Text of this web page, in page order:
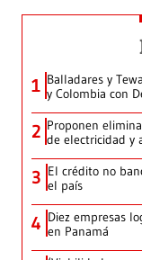
1 Balladares y
y Colombia con
2 Proponen
de electricidad y
3 El crédito no
el país
4 Diez empresas
en Panamá